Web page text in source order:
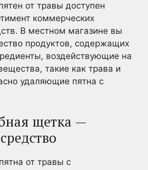
от травы доступен
коммерческих
В местном магазине вы
продуктов, содержащих
воздействующие на
такие как трава и
удаляющие пятна с
щетка —
от травы с